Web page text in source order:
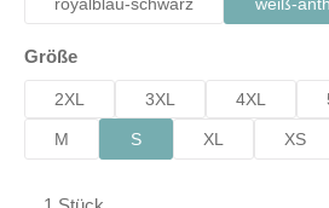
royalblau-schwarz weiß-
Größeauswählen
2XL 3XL 4XL
M S XL XS
Produkt Anzahl: Gib den